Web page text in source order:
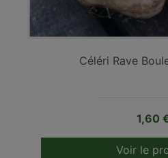
Céléri Rave
Prix
1,60
Voir le